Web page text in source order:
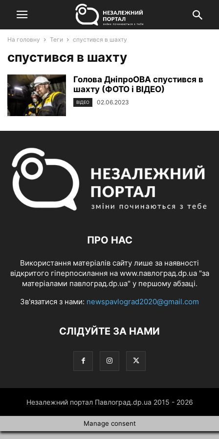
На головну Теги спустився в шахту
спустився в шахту
Голова ДніпроОВА спустився в
шахту (ФОТО і ВІДЕО)
ВІДЕО 02.06.2023
ПРО НАС
Використання матеріалів сайту лише за наявності
відкритого гіперпосилання на www.павлоград.dp.ua "за
матеріалами павлоград.dp.ua" у першому абзаці.
Зв'язатися з нами: newspavlograd2020@gmail.com
СЛІДУЙТЕ ЗА НАМИ
Незалежний портал Павлоград.dp.ua 2015 - 2026
Manage consent